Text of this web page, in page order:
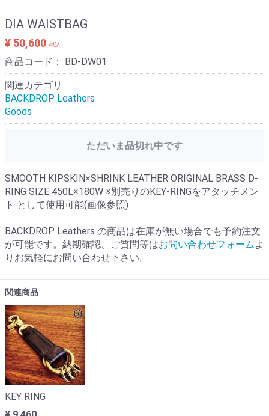
DIA WAISTBAG
¥ 50,600 税込
商品コード： BD-DW01
関連カテゴリ
BACKDROP Leathers
Goods
ただいま品切れ中です
SMOOTH KIPSKIN×SHRINK LEATHER ORIGINAL BRASS D-
RING SIZE 450L×180W ※別売りのKEY-RINGをアタッチメン
ト として使用可能(画像参照)
BACKDROP Leathers の商品は在庫が無い場合でも予約注文
が可能です。納期確認、ご質問等はお問い合わせフォームよ
りお気軽にお問い合わせ下さい。
関連商品
KEY RING